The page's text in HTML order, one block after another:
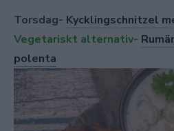
Torsdag- Kycklingschnitzel
Vegetariskt alternativ-
polenta